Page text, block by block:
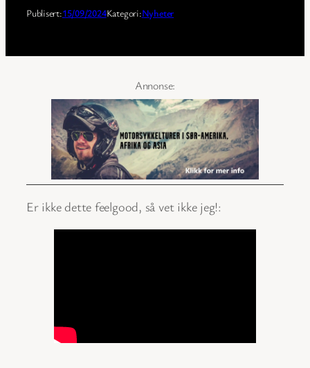
Publisert:15/09/2024Kategori:Nyheter
Er ikke dette feelgood, så vet ikke jeg!: